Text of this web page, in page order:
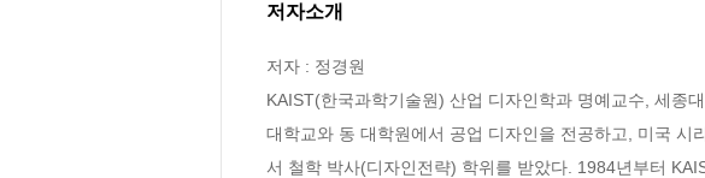
저자소개
저자 : 정경원
KAIST(한국과학기술원) 산업 디자인학과 명예교수, 세종
대학교와 동 대학원에서 공업 디자인을 전공하고, 미국
서 철학 박사(디자인전략) 학위를 받았다. 1984년부터